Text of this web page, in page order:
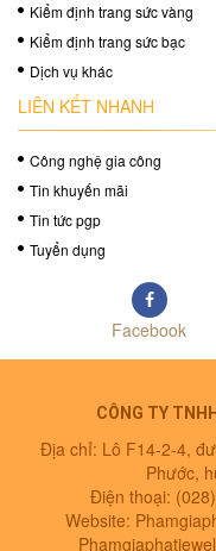
Kiểm định trang sức vàng
Kiểm định trang sức bạc
Dịch vụ khác
LIÊN KẾT NHANH
Công nghệ gia công
Tin khuyến mãi
Tin tức pgp
Tuyển dụng
Facebook
CÔNG TY
Địa chỉ: Lô F14-2-4,
Phước,
Điện thoại:
Website: